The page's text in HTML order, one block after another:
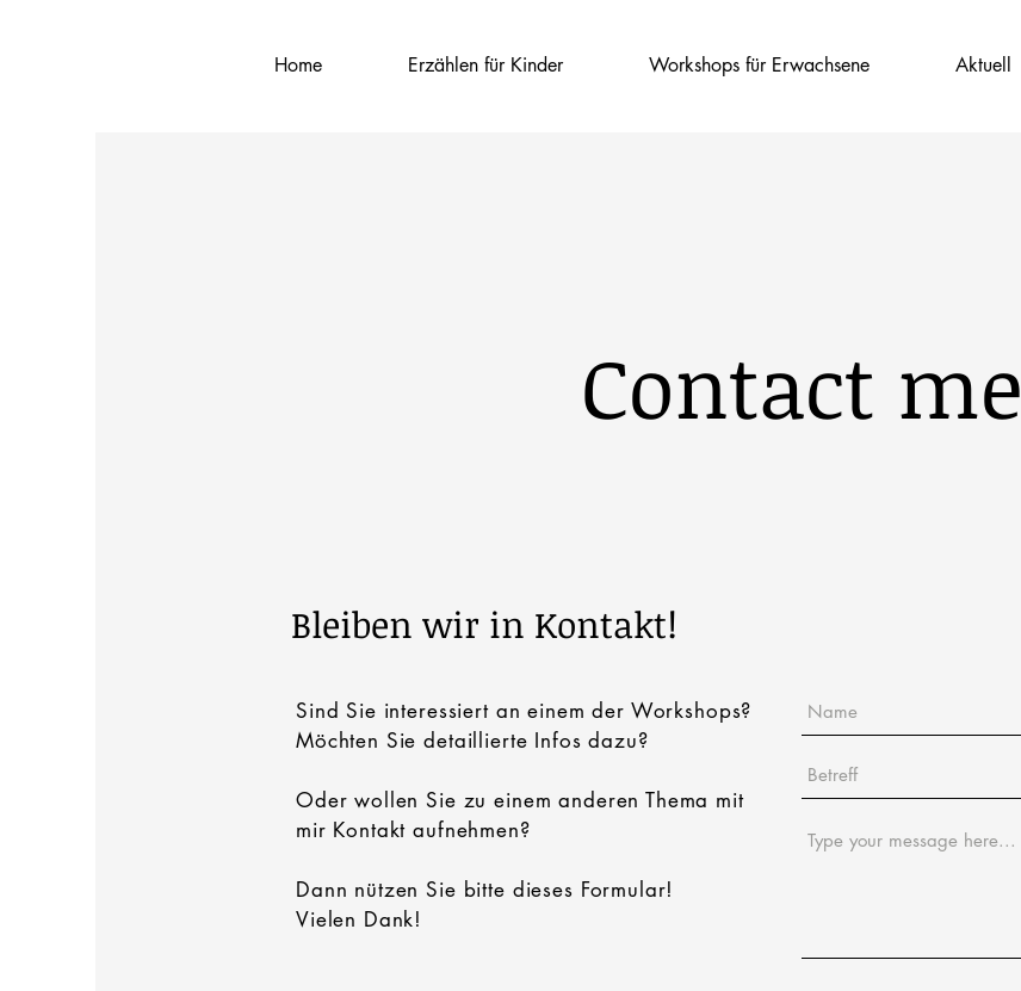
Home Erzählen für Kinder Workshops für Erwachsene Aktuell
Contact me
Bleiben wir in Kontakt!
Sind Sie interessiert an einem der Workshops?
Möchten Sie detaillierte Infos dazu?
Oder wollen Sie zu einem anderen Thema mit
mir Kontakt aufnehmen?
Dann nützen Sie bitte dieses Formular!
Vielen Dank!